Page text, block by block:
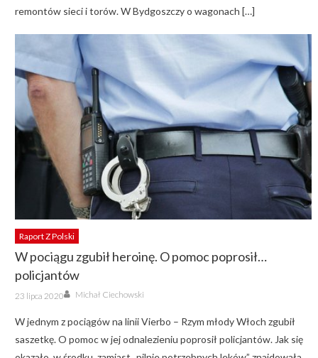
remontów sieci i torów. W Bydgoszczy o wagonach […]
Raport Z Polski
W pociągu zgubił heroinę. O pomoc poprosił…
policjantów
Posted
on
23 lipca 2020 Author
Michał Ciechowski
W jednym z pociągów na linii Vierbo – Rzym młody Włoch zgubił
saszetkę. O pomoc w jej odnalezieniu poprosił policjantów. Jak się